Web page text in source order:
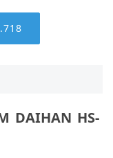
DAIHAN HS-